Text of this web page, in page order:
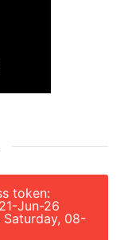
token:
Jun-26
Saturday, 08-